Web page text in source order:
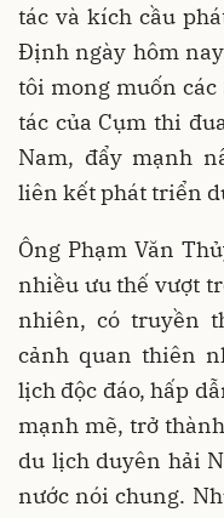
tác và kích cầu
Định ngày hôm
tôi mong muốn các
tác của Cụm thi
Nam, đẩy mạnh
liên kết phát triển
Ông Phạm Văn
nhiều ưu thế vượt
nhiên, có truyền
cảnh quan thiên
lịch độc đáo, hấp
mạnh mẽ, trở
du lịch duyên hải
nước nói chung.